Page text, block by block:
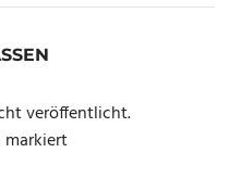
veröffentlicht.
markiert